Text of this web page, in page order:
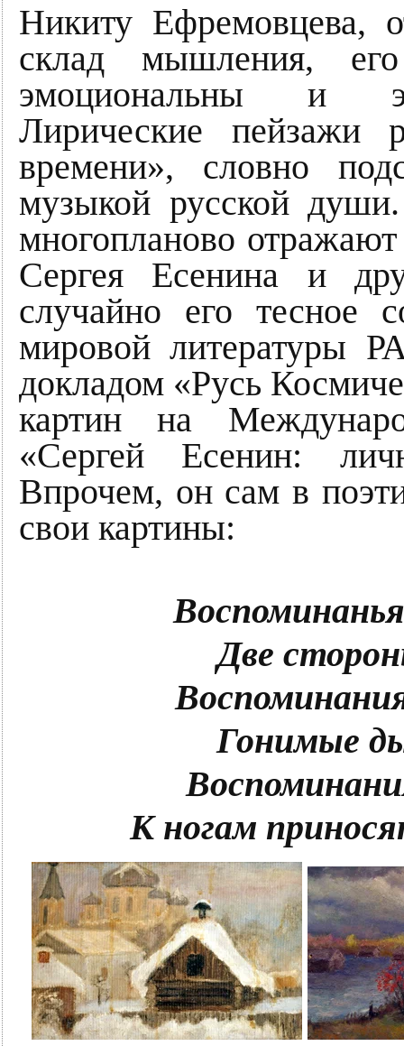
Никиту Ефремовцева,
склад мышления,
эмоциональны и
Лирические пейзажи
времени», словно
музыкой русской
многопланово
Сергея Есенина и
случайно его тесное
мировой литературы
докладом «Русь
картин на
«Сергей Есенин:
Впрочем, он сам в
свои картины:
Две
Гонимые
К ногам